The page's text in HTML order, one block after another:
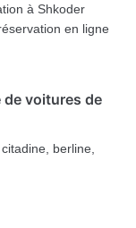
à Shkoder
en ligne
de voitures de
berline,